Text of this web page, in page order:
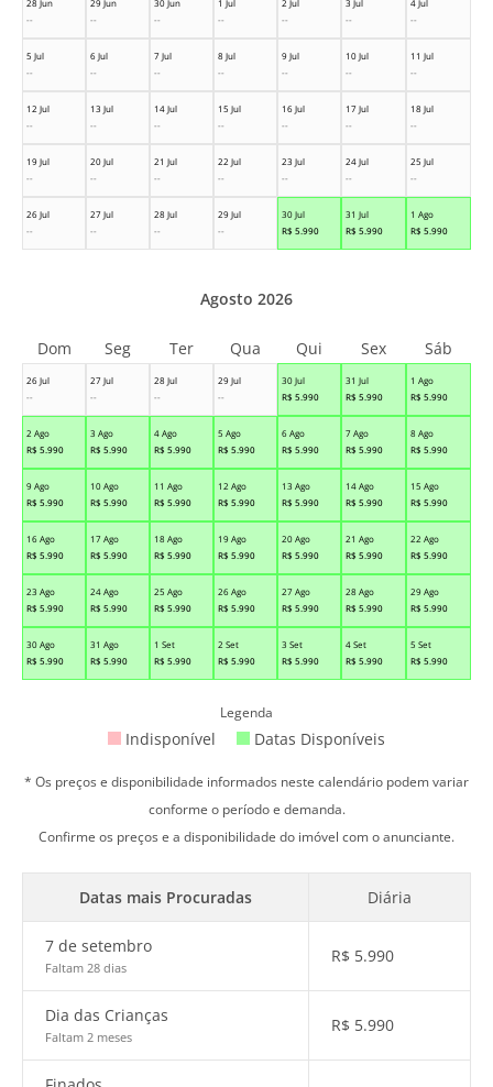
28 Jun
--
29 Jun
--
30 Jun
--
1 Jul
--
2 Jul
--
3 Jul
--
4 Jul
--
5 Jul
--
6 Jul
--
7 Jul
--
8 Jul
--
9 Jul
--
10 Jul
--
11 Jul
--
12 Jul
--
13 Jul
--
14 Jul
--
15 Jul
--
16 Jul
--
17 Jul
--
18 Jul
--
19 Jul
--
20 Jul
--
21 Jul
--
22 Jul
--
23 Jul
--
24 Jul
--
25 Jul
--
26 Jul
--
27 Jul
--
28 Jul
--
29 Jul
--
30 Jul
R$ 5.990
31 Jul
R$ 5.990
1 Ago
R$ 5.990
26 Jul
--
27 Jul
--
28 Jul
--
29 Jul
--
30 Jul
R$ 5.990
31 Jul
R$ 5.990
1 Ago
R$ 5.990
2 Ago
R$ 5.990
3 Ago
R$ 5.990
4 Ago
R$ 5.990
5 Ago
R$ 5.990
6 Ago
R$ 5.990
7 Ago
R$ 5.990
8 Ago
R$ 5.990
9 Ago
R$ 5.990
10 Ago
R$ 5.990
11 Ago
R$ 5.990
12 Ago
R$ 5.990
13 Ago
R$ 5.990
14 Ago
R$ 5.990
15 Ago
R$ 5.990
16 Ago
R$ 5.990
17 Ago
R$ 5.990
18 Ago
R$ 5.990
19 Ago
R$ 5.990
20 Ago
R$ 5.990
21 Ago
R$ 5.990
22 Ago
R$ 5.990
23 Ago
R$ 5.990
24 Ago
R$ 5.990
25 Ago
R$ 5.990
26 Ago
R$ 5.990
27 Ago
R$ 5.990
28 Ago
R$ 5.990
29 Ago
R$ 5.990
30 Ago
R$ 5.990
31 Ago
R$ 5.990
1 Set
R$ 5.990
2 Set
R$ 5.990
3 Set
R$ 5.990
4 Set
R$ 5.990
5 Set
R$ 5.990
Agosto 2026
Dom Seg Ter Qua Qui Sex Sáb
Legenda
Indisponível Datas Disponíveis
* Os preços e disponibilidade informados neste calendário podem variar
conforme o período e demanda.
Confirme os preços e a disponibilidade do imóvel com o anunciante.
Datas mais Procuradas Diária
7 de setembro
Faltam 28 dias
R$ 5.990
Dia das Crianças
Faltam 2 meses
R$ 5.990